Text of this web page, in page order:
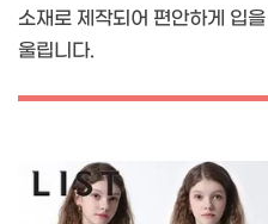
소재로 제작되어 편안하게 입
울립니다.